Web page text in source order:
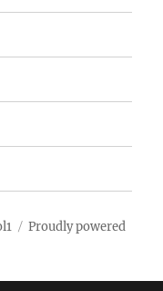
Proudly powered